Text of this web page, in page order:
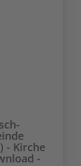
- Kirche
-